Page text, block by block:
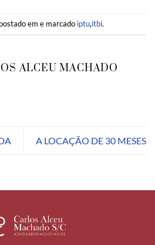
em e marcado iptu,itbi.
ALCEU MACHADO
A LOCAÇÃO DE 30 MESES